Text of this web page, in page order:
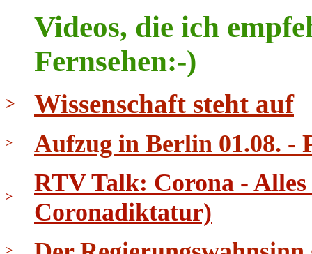
Videos, die ich
Fernsehen:-)
> Wissenschaft steht auf
> Aufzug in Berlin 01.08. -
>
RTV Talk: Corona -
Coronadiktatur)
>